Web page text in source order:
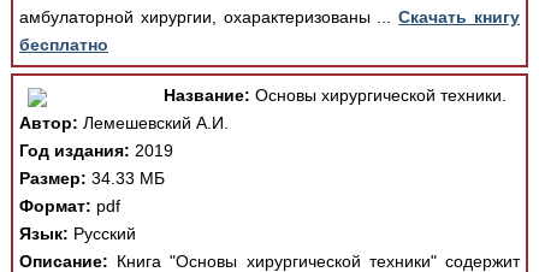
амбулаторной хирургии, охарактеризованы ...Скачать книгу
бесплатно
Название: Основы хирургической техники.
Автор: Лемешевский А.И.
Год издания: 2019
Размер: 34.33 МБ
Формат: pdf
Язык: Русский
Описание: Книга "Основы хирургической техники" содержит